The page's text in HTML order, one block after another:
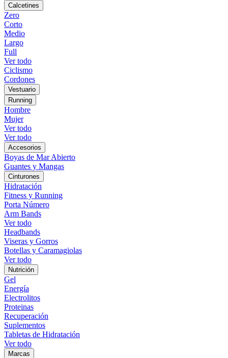
Calcetines
Zero
Corto
Medio
Largo
Full
Ver todo
Ciclismo
Cordones
Vestuario
Running
Hombre
Mujer
Ver todo
Ver todo
Accesorios
Boyas de Mar Abierto
Guantes y Mangas
Cinturones
Hidratación
Fitness y Running
Porta Número
Arm Bands
Ver todo
Headbands
Viseras y Gorros
Botellas y Caramagiolas
Ver todo
Nutrición
Gel
Energía
Electrolitos
Proteinas
Recuperación
Suplementos
Tabletas de Hidratación
Ver todo
Marcas